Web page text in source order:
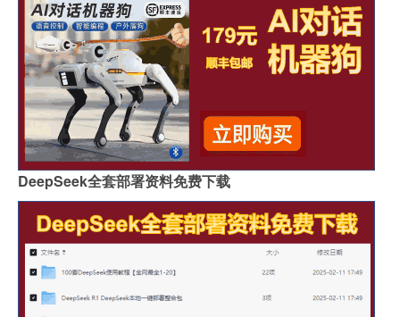
DeepSeek全套部署资料免费下载